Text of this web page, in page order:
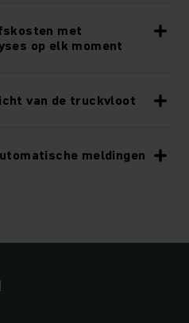
met
op elk moment
van de truckvloot
meldingen